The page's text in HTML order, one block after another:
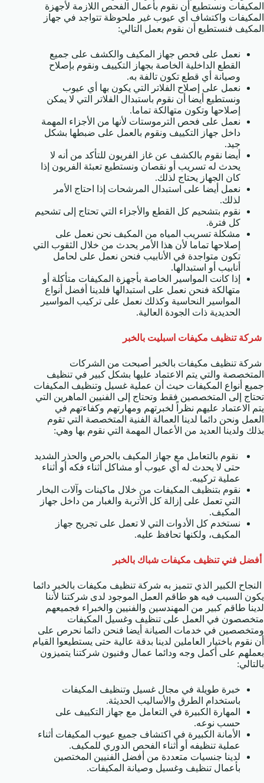
المكيفات ونستطيع أن نقوم بأعمال الفحص اللازمة لأجهزة
المكيفات واكتشاف أي عيوب غير ملحوظة تتواجد في جهاز
المكيف فنستطيع أن نقوم بعمل التالي:
نعمل على فحص جهاز المكيف والكشف على جميع
القطع الداخلية الخاصة بجهاز التكييف ونقوم بإصلاح
وصيانة أي قطع تكون تالفة به.
نعمل على إصلاح الفلاتر التي يكون بها أي عيوب
ونستطيع أيضا أن نقوم باستبدال الفلاتر التي لا يمكن
إصلاحها وتكون متهالكة تماما.
نعمل على فحص الترموستات لأنها من الأجزاء المهمة
داخل جهاز التكييف ونقوم بالعمل على ضبطها بشكل
جيد.
أيضا نقوم بالكشف عن غاز الفريون للتأكد من أنه لا
يحدث له تسريب أو نقصان ونستطيع تعبئة الفريون إذا
كان الجهاز يحتاج لذلك.
نعمل أيضا على استبدال المرشحات إذا احتاج الأمر
لذلك.
نقوم بتشحيم كل القطع والأجزاء التي تحتاج إلى تشحيم
كل فترة.
مشكلة تسريب المياه من المكيف نحن نعمل على
إصلاحها تماما لأن هذا الأمر يحدث من خلال الثقوب التي
تكون متواجدة في الأنابيب فنحن نعمل على لحامل
أنابيب أو استبدالها.
إذا كانت المواسير الخاصة بأجهزة المكيفات متأكلة أو
متهالكة فنحن نعمل على استبدالها فلدينا أفضل أنواع
المواسير النحاسية وكذلك نعمل على تركيب المواسير
الحديدية ذات الجودة العالية.
شركة تنظيف مكيفات اسبليت بالخبر
شركة تنظيف مكيفات بالخبر أصبحت من الشركات
المتخصصة والتي يتم الاعتماد عليها بشكل كبير في تنظيف
جميع أنواع المكيفات حيث أن عملية غسيل وتنظيف المكيفات
تحتاج إلى المتخصصين فقط وتحتاج إلى الفنيين الماهرين التي
يتم الاعتماد عليهم نظراً لخبرتهم ومهارتهم وكفاءتهم في
العمل ونحن دائما لدينا العمالة الفنية المتخصصة التي تقوم
بذلك ولدينا العديد من الأعمال المهمة التي نقوم بها وهي:
نقوم بالتعامل مع جهاز المكيف بالحرص والحذر الشديد
حتى لا يحدث له أي عيوب أو مشاكل أثناء فكه أو أثناء
عملية تركيبه.
نقوم بتنظيف المكيفات من خلال ماكينات وآلات البخار
التي تعمل على إزالة كل الأتربة والغبار من داخل جهاز
المكيف.
نستخدم كل الأدوات التي لا تعمل على تجريح جهاز
المكيف، ولكنها تحافظ عليه.
أفضل فني تنظيف مكيفات شباك بالخبر
النجاح الكبير الذي تتميز به شركة تنظيف مكيفات بالخبر دائما
يكون السبب فيه هو طاقم العمل الموجود لدى شركتنا لأننا
لدينا طاقم كبير من المهندسين والفنيين والخبراء فجميعهم
متخصصون في العمل على تنظيف وغسيل المكيفات
ومتخصصين في خدمات الصيانة أيضا فنحن دائما نحرص على
أن نقوم باختيار العاملين لدينا بدقة عالية حتى يستطيعوا القيام
بعملهم على أكمل وجه ودائما عمال وفنيون شركتنا يتميزون
بالتالي:
خبرة طويلة في مجال غسيل وتنظيف المكيفات
باستخدام الطرق والأساليب الحديثة.
المهارة الكبيرة في التعامل مع جهاز التكييف على
حسب نوعه.
الأمانة الكبيرة في اكتشاف جميع عيوب المكيفات أثناء
عملية تنظيفه أو أثناء الفحص الدوري للمكيف.
لدينا جنسيات متعددة من أفضل الفنيين المختصين
بأعمال تنظيف وغسيل وصيانة المكيفات.